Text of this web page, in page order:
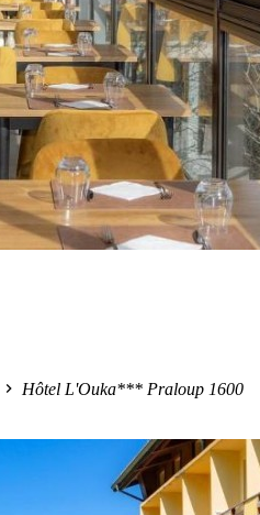
Hôtel L'Ouka*** Praloup 1600